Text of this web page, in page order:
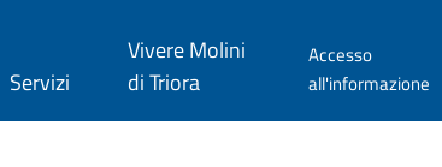
Servizi
Vivere Molini
di Triora
Accesso
all'informazione